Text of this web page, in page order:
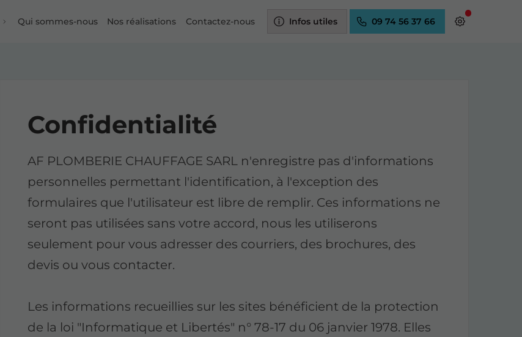
Qui sommes-nous Nos réalisations Contactez-nous Infos utiles 09 74 56 37 66
Confidentialité
AF PLOMBERIE CHAUFFAGE SARL n'enregistre pas d'informations
personnelles permettant l'identification, à l'exception des
formulaires que l'utilisateur est libre de remplir. Ces informations ne
seront pas utilisées sans votre accord, nous les utiliserons
seulement pour vous adresser des courriers, des brochures, des
devis ou vous contacter.
Les informations recueillies sur les sites bénéficient de la protection
de la loi "Informatique et Libertés" n° 78-17 du 06 janvier 1978. Elles